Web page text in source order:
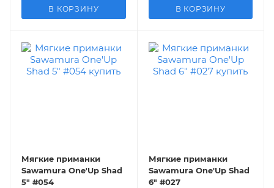
В КОРЗИНУ В КОРЗИНУ
Мягкие приманки
Sawamura One'Up Shad
5" #054
Мягкие приманки
Sawamura One'Up Shad
6" #027